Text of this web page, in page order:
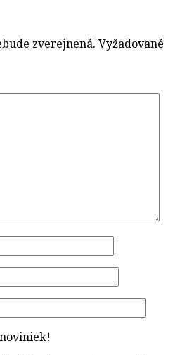
zverejnená. Vyžadované